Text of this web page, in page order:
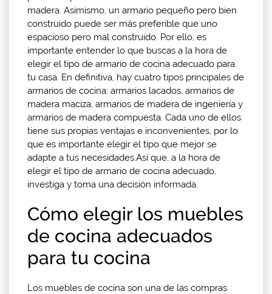
madera. Asimismo, un armario pequeño pero bien
construido puede ser más preferible que uno
espacioso pero mal construido. Por ello, es
importante entender lo que buscas a la hora de
elegir el tipo de armario de cocina adecuado para
tu casa. En definitiva, hay cuatro tipos principales de
armarios de cocina: armarios lacados, armarios de
madera maciza, armarios de madera de ingeniería y
armarios de madera compuesta. Cada uno de ellos
tiene sus propias ventajas e inconvenientes, por lo
que es importante elegir el tipo que mejor se
adapte a tus necesidades.Así que, a la hora de
elegir el tipo de armario de cocina adecuado,
investiga y toma una decisión informada.
Cómo elegir los muebles
de cocina adecuados
para tu cocina
Los muebles de cocina son una de las compras